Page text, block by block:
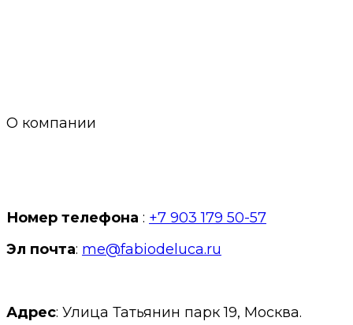
О компании
Номер телефона : +7 903 179 50-57
Эл почта: me@fabiodeluca.ru
Адрес: Улица Татьянин парк 19, Москва.